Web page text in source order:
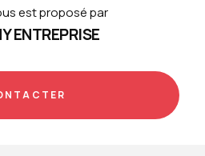
est proposé par
ENTREPRISE